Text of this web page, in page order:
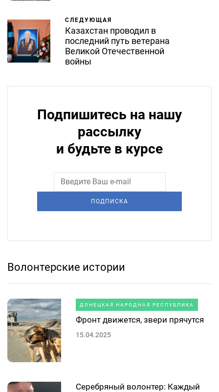
СЛЕДУЮЩАЯ
Казахстан проводил в
последний путь ветерана
Великой Отечественной
войны
Подпишитесь на нашу
рассылку
и будьте в курсе
ПОДПИСКА
Волонтерские истории
ДОНЕЦКАЯ НАРОДНАЯ РЕСПУБЛИКА
Фронт движется, звери прячутся
15.04.2025
Серебряный волонтер: Каждый